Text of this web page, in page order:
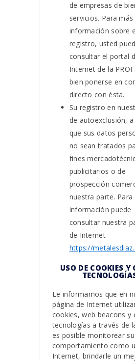
de empresas de
servicios. Para más
información sobre
registro, usted
consultar el portal
Internet de la
bien ponerse en
directo con ésta.
Su registro en
de autoexclusión,
que sus datos
no sean tratados
fines
publicitarios o de
prospección
nuestra parte. Para
información puede
consultar nuestra
de Internet
https://
USO DE COOKIES Y
Le informamos que en
página de Internet
cookies, web beacons y
tecnologías a través de
es posible monitorear su
comportamiento como
Internet, brindarle un